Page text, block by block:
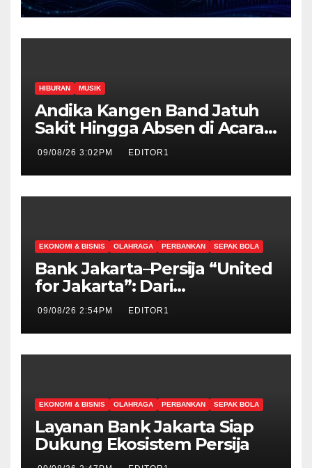
HIBURAN MUSIK
Andika Kangen Band Jatuh
Sakit Hingga Absen di Acara
The Sounds Project day 2
09/08/26 3:02PM EDITOR1
EKONOMI & BISNIS OLAHRAGA PERBANKAN SEPAK BOLA
Bank Jakarta–Persija “United
for Jakarta”: Dari
Sponsorship Menuju
09/08/26 2:54PM EDITOR1
EKONOMI & BISNIS OLAHRAGA PERBANKAN SEPAK BOLA
Layanan Bank Jakarta Siap
Dukung Ekosistem Persija